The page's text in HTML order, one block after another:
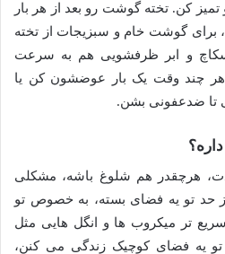
کن. تخته گوشت رو بعد از هر بار
برای گوشت خام و سبزیجات از تخته
و ابر ظرفشویی هم به سرعت
چند وقت یک بار عوضشون کن یا
تا ضدعفونی بشن.
هرچقدر هم شلوغ باشه، مشکلی
حد تو یه فضای بسته، به خصوص تو
تر میکروب ها و انگل هایی مثل
تو یه فضای کوچیک زندگی می کنن،